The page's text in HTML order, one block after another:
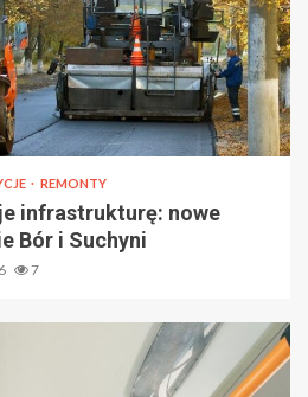
REMONTY
infrastrukturę: nowe
Bór i Suchyni
7